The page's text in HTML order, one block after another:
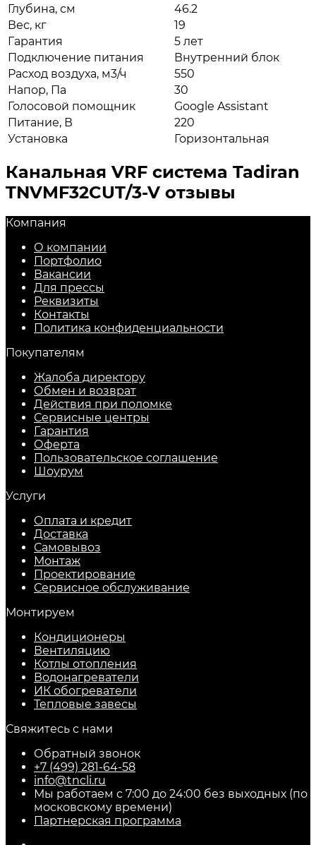
Глубина, см
46.2
Вес, кг
19
Гарантия
5 лет
Подключение питания
Внутренний блок
Расход воздуха, м3/ч
550
Напор, Па
30
Голосовой помощник
Google Assistant
Питание, В
220
Установка
Горизонтальная
Канальная VRF система Tadiran
TNVMF32CUT/3-V отзывы
Компания
О компании
Портфолио
Вакансии
Для прессы
Реквизиты
Контакты
Политика конфиденциальности
Покупателям
Жалоба директору
Обмен и возврат
Действия при поломке
Сервисные центры
Гарантия
Оферта
Пользовательское соглашение
Шоурум
Услуги
Оплата и кредит
Доставка
Самовывоз
Монтаж
Проектирование
Сервисное обслуживание
Монтируем
Кондиционеры
Вентиляцию
Котлы отопления
Водонагреватели
ИК обогреватели
Тепловые завесы
Свяжитесь с нами
Обратный звонок
+7 (499) 281-64-58
info@tncli.ru
Мы работаем с 7:00 до 24:00 без выходных (по
московскому времени)
Партнерская программа